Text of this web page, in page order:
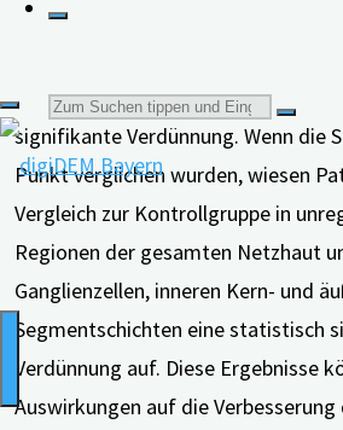
Suchen
nach:
Kontrollgruppe von 24 Probanden.
die äußere Segmentschicht bei
signifikante Verdünnung. Wenn die
Punkt verglichen wurden, wiesen
Vergleich zur Kontrollgruppe in
Regionen der gesamten Netzhaut
Ganglienzellen, inneren Kern- und
Segmentschichten eine statistisch
Verdünnung auf. Diese Ergebnisse
Auswirkungen auf die Verbesserung